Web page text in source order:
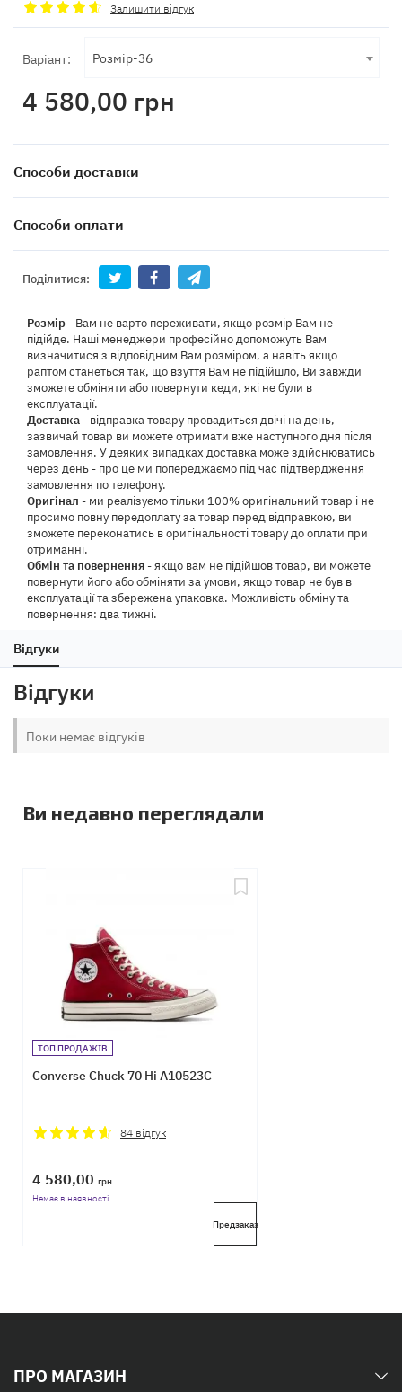
Залишити відгук
Варіант: Розмір-36
4 580,00 грн
Способи доставки
Способи оплати
Поділитися:
Розмір - Вам не варто переживати, якщо розмір Вам не
підійде. Наші менеджери професійно допоможуть Вам
визначитися з відповідним Вам розміром, а навіть якщо
раптом станеться так, що взуття Вам не підійшло, Ви завжди
зможете обміняти або повернути кеди, які не були в
експлуатації.
Доставка - відправка товару провадиться двічі на день,
зазвичай товар ви можете отримати вже наступного дня після
замовлення. У деяких випадках доставка може здійснюватись
через день - про це ми попереджаємо під час підтвердження
замовлення по телефону.
Оригінал - ми реалізуємо тільки 100% оригінальний товар і не
просимо повну передоплату за товар перед відправкою, ви
зможете переконатись в оригінальності товару до оплати при
отриманні.
Обмін та повернення - якщо вам не підійшов товар, ви можете
повернути його або обміняти за умови, якщо товар не був в
експлуатації та збережена упаковка. Можливість обміну та
повернення: два тижні.
Відгуки
Відгуки
Поки немає відгуків
Ви недавно переглядали
ТОП ПРОДАЖІВ
Converse Chuck 70 Hi A10523C
84 відгук
4 580,00 грн
Немає в наявності
Предзаказ
ПРО МАГАЗИН